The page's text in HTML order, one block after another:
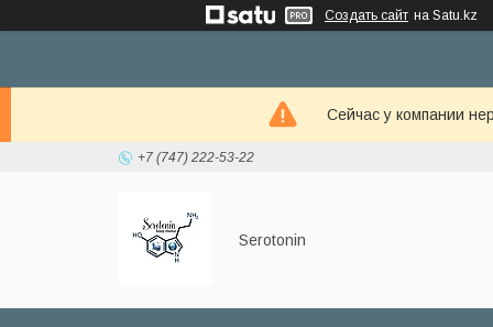
Создать сайт на Satu.kz
Сейчас у компании
+7 (747) 222-53-22
Serotonin